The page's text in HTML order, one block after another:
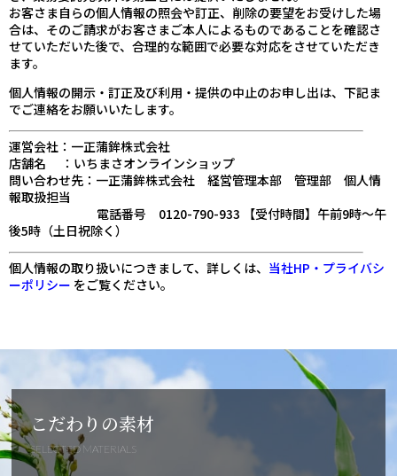
お客さま自らの個人情報の照会や訂正、削除の要望をお受けした場
合は、そのご請求がお客さまご本人によるものであることを確認さ
せていただいた後で、合理的な範囲で必要な対応をさせていただき
ます。
個人情報の開示・訂正及び利用・提供の中止のお申し出は、下記ま
でご連絡をお願いいたします。
運営会社：一正蒲鉾株式会社
店舗名 ：いちまさオンラインショップ
問い合わせ先：一正蒲鉾株式会社 経営管理本部 管理部 個人情
報取扱担当
電話番号 0120-790-933 【受付時間】午前9時～午
後5時（土日祝除く）
個人情報の取り扱いにつきまして、詳しくは、 当社HP・プライバシ
ーポリシー をご覧ください。
こだわりの素材
SELECTED MATERIALS